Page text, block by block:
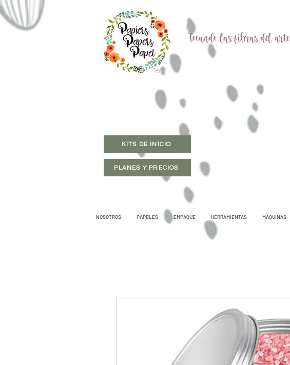
Tocando las fibras del arte
KITS DE INICIO
PLANES Y PRECIOS
NOSOTROS PAPELES EMPAQUE HERRAMIENTAS MAQUINAS